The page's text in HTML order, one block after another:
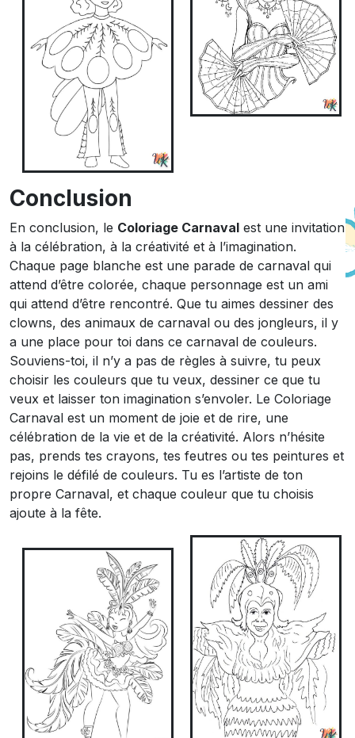
Conclusion
En conclusion, le Coloriage Carnaval est une invitation
à la célébration, à la créativité et à l’imagination.
Chaque page blanche est une parade de carnaval qui
attend d’être colorée, chaque personnage est un ami
qui attend d’être rencontré. Que tu aimes dessiner des
clowns, des animaux de carnaval ou des jongleurs, il y
a une place pour toi dans ce carnaval de couleurs.
Souviens-toi, il n’y a pas de règles à suivre, tu peux
choisir les couleurs que tu veux, dessiner ce que tu
veux et laisser ton imagination s’envoler. Le Coloriage
Carnaval est un moment de joie et de rire, une
célébration de la vie et de la créativité. Alors n’hésite
pas, prends tes crayons, tes feutres ou tes peintures et
rejoins le défilé de couleurs. Tu es l’artiste de ton
propre Carnaval, et chaque couleur que tu choisis
ajoute à la fête.